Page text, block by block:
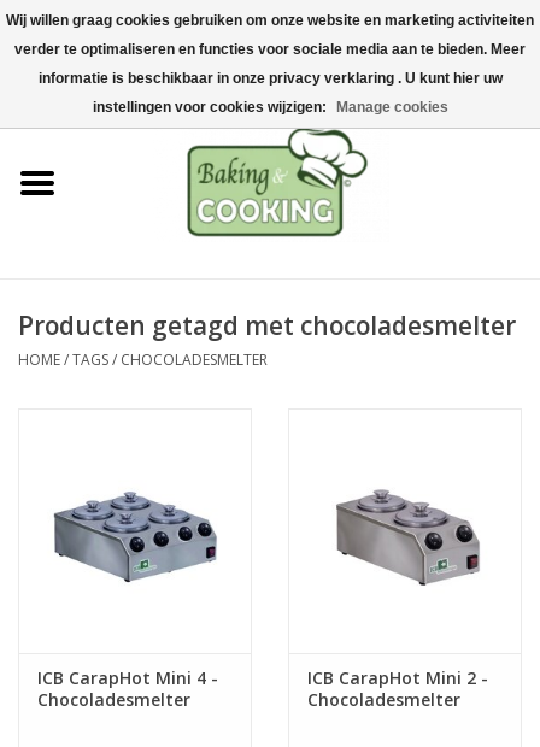
Home
Bak-& kookgerei
Machines & onderdelen
Chocolade & ijsbereiding
Hygiëne & opslag
Acties
Producten getagd met chocoladesmelter
HOME/TAGS/ CHOCOLADESMELTER
ICB CarapHot Mini 4 -
Chocoladesmelter
ICB CarapHot Mini 2 -
Chocoladesmelter
Wij willen graag cookies gebruiken om onze website en marketing activiteiten
verder te optimaliseren en functies voor sociale media aan te bieden. Meer
informatie is beschikbaar in onze privacy verklaring . U kunt hier uw
instellingen voor cookies wijzigen:
Manage cookies